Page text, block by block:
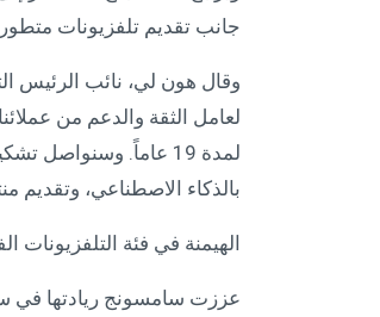
جانب تقديم تلفزيونات
وقال هون لي، نائب الرئيس
لعامل الثقة والدعم من
لمدة 19 عاماً.
بالذكاء الاصطناعي،
الهيمنة في فئة التلفزيونات